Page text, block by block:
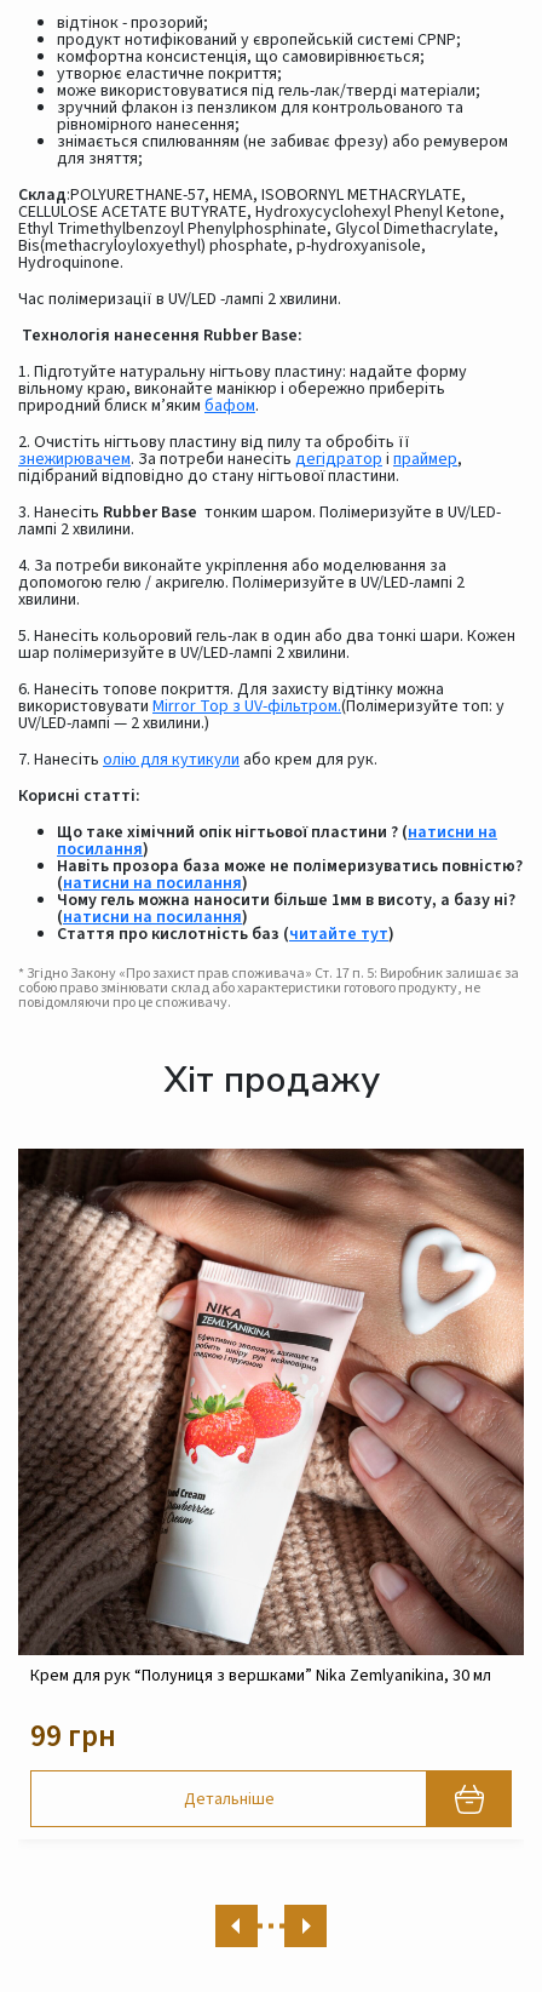
відтінок - прозорий;
продукт нотифікований у європейській системі CPNP;
комфортна консистенція, що самовирівнюється;
утворює еластичне покриття;
може використовуватися під гель-лак/тверді матеріали;
зручний флакон із пензликом для контрольованого та
рівномірного нанесення;
знімається спилюванням (не забиває фрезу) або ремувером
для зняття;
Склад:POLYURETHANE-57, HEMA, ISOBORNYL METHACRYLATE,
CELLULOSE ACETATE BUTYRATE, Hydroxycyclohexyl Phenyl Ketone,
Ethyl Trimethylbenzoyl Phenylphosphinate, Glycol Dimethacrylate,
Bis(methacryloyloxyethyl) phosphate, p-hydroxyanisole,
Hydroquinone.
Час полімеризації в UV/LED -лампі 2 хвилини.
Технологія нанесення Rubber Base:
1. Підготуйте натуральну нігтьову пластину: надайте форму
вільному краю, виконайте манікюр і обережно приберіть
природний блиск м’яким бафом.
2. Очистіть нігтьову пластину від пилу та обробіть її
знежирювачем. За потреби нанесіть дегідраторі праймер,
підібраний відповідно до стану нігтьової пластини.
3. Нанесіть Rubber Base тонким шаром. Полімеризуйте в UV/LED-
лампі 2 хвилини.
4. За потреби виконайте укріплення або моделювання за
допомогою гелю / акригелю. Полімеризуйте в UV/LED-лампі 2
хвилини.
5. Нанесіть кольоровий гель-лак в один або два тонкі шари. Кожен
шар полімеризуйте в UV/LED-лампі 2 хвилини.
6. Нанесіть топове покриття. Для захисту відтінку можна
використовувати Mirror Top з UV-фільтром.(Полімеризуйте топ: у
UV/LED-лампі — 2 хвилини.)
7. Нанесіть олію для кутикули або крем для рук.
Корисні статті:
Що таке хімічний опік нігтьової пластини ? (натисни на
посилання)
Навіть прозора база може не полімеризуватись повністю?
(натисни на посилання)
Чому гель можна наносити більше 1мм в висоту, а базу ні?
(натисни на посилання)
Стаття про кислотність баз (читайте тут)
* Згідно Закону «Про захист прав споживача» Ст. 17 п. 5: Виробник залишає за
собою право змінювати склад або характеристики готового продукту, не
повідомляючи про це споживачу.
Хіт продажу
Крем реконструюючий живильний для обличчя Nika
820 грн